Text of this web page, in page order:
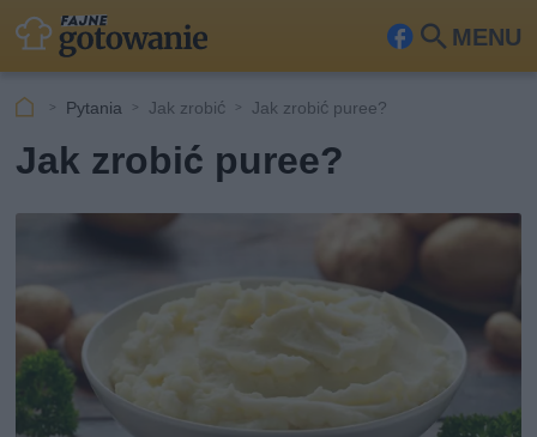
MENU
Fa Szu
Pytania Jak zrobić Jak zrobić puree?
Jak zrobić puree?